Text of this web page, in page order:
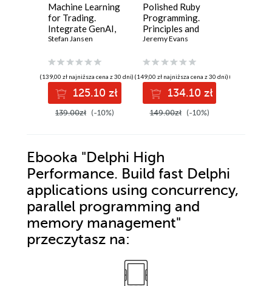
Machine Learning
for Trading.
Integrate GenAI,
Causal Inference,
Learning into Real
World Trading
Systems - Third
Edition
Stefan Jansen
(139,00 zł najniższa cena z 30 dni)
125.10 zł
139.00zł (-10%)
Polished Ruby
Programming.
Principles and
practices for
maintainable, and
performant
software - Second
Edition
Jeremy Evans
(149,00 zł najniższa cena z 30 dni)
134.10 zł
149.00zł (-10%)
(139,00 zł
Ebooka "Delphi High
Performance. Build fast Delphi
applications using concurrency,
parallel programming and
memory management"
przeczytasz na: